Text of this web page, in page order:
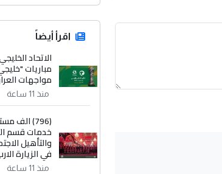
اقرأ أيضاً
الاتحاد
مواجهات
منذ 11 ساعة
(796) الف
خدمات قسم
والتأهيل
في الزيارة
منذ 11 ساعة